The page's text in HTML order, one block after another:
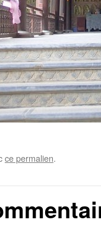
ce permalien.